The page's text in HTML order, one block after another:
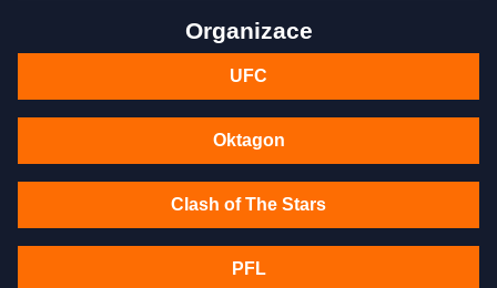
Organizace
UFC
Oktagon
Clash of The Stars
PFL